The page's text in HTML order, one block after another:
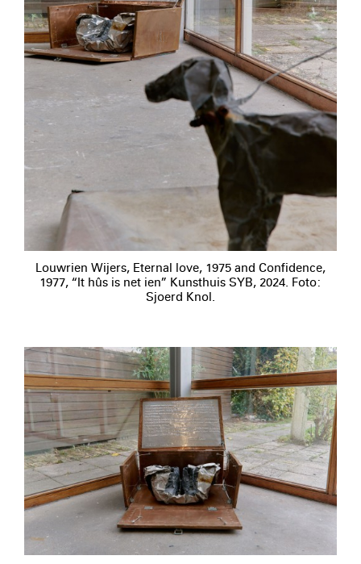
Louwrien Wijers, Eternal love, 1975 and Confidence,
1977, “It hûs is net ien” Kunsthuis SYB, 2024. Foto:
Sjoerd Knol.